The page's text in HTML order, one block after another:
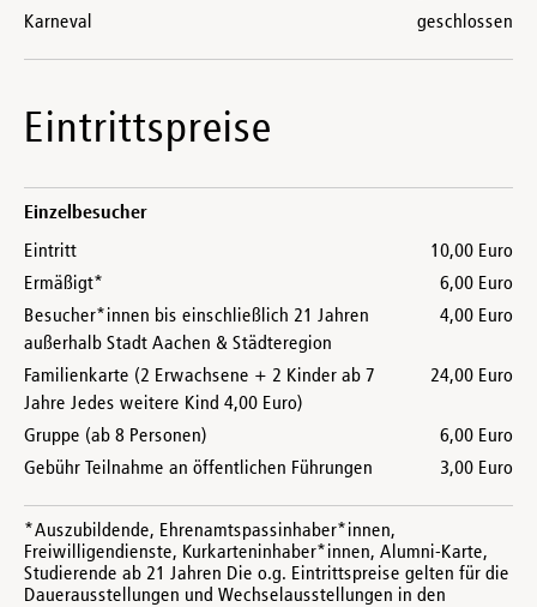
Karneval
geschlossen
Eintrittspreise
Einzelbesucher
Eintritt
10,00 Euro
Ermäßigt*
6,00 Euro
Besucher*innen bis einschließlich 21 Jahren
außerhalb Stadt Aachen & Städteregion
4,00 Euro
Familienkarte (2 Erwachsene + 2 Kinder ab 7
Jahre Jedes weitere Kind 4,00 Euro)
24,00 Euro
Gruppe (ab 8 Personen)
6,00 Euro
Gebühr Teilnahme an öffentlichen Führungen
3,00 Euro
*Auszubildende, Ehrenamtspassinhaber*innen,
Freiwilligendienste, Kurkarteninhaber*innen, Alumni-Karte,
Studierende ab 21 Jahren Die o.g. Eintrittspreise gelten für die
Dauerausstellungen und Wechselausstellungen in den